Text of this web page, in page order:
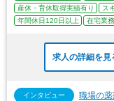
産休・育休取得実績有り
ス
年間休日120日以上
在宅業
求人の詳細を見
インタビュー 職場の